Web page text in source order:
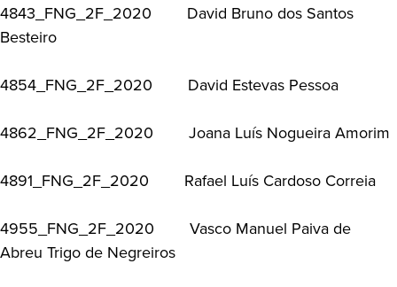
4843_FNG_2F_2020 David Bruno dos Santos
Besteiro
4854_FNG_2F_2020 David Estevas Pessoa
4862_FNG_2F_2020 Joana Luís Nogueira Amorim
4891_FNG_2F_2020 Rafael Luís Cardoso Correia
4955_FNG_2F_2020 Vasco Manuel Paiva de
Abreu Trigo de Negreiros